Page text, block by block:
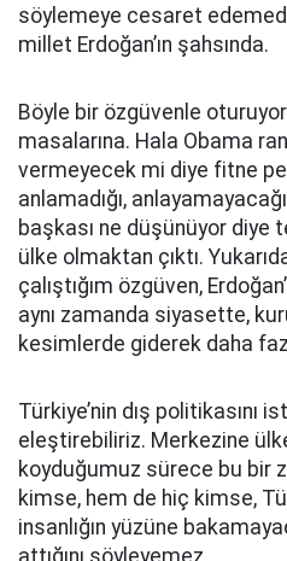
söylemeye cesaret
millet Erdoğan’ın şahsında.
Böyle bir özgüvenle
masalarına. Hala Obama
vermeyecek mi diye fitne
anlamadığı,
başkası ne düşünüyor diye
ülke olmaktan çıktı.
çalıştığım özgüven,
aynı zamanda siyasette,
kesimlerde giderek daha
Türkiye’nin dış politikasını
eleştirebiliriz. Merkezine
koyduğumuz sürece bu bir
kimse, hem de hiç kimse,
insanlığın yüzüne
attığını söyleyemez.